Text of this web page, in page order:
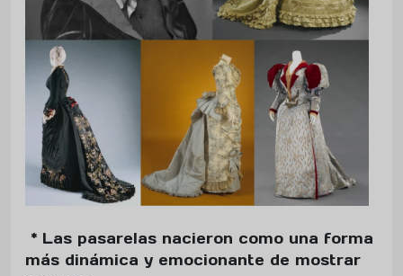
* Las pasarelas nacieron como una forma
más dinámica y emocionante de mostrar